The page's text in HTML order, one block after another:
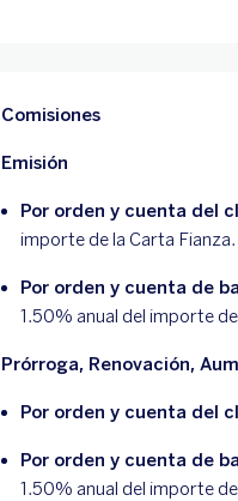
Comisiones
Emisión
Por orden y cuenta del
importe de la Carta Fianza.
Por orden y cuenta de
1.50% anual del importe
Prórroga, Renovación,
Por orden y cuenta del
Por orden y cuenta de
1.50% anual del importe